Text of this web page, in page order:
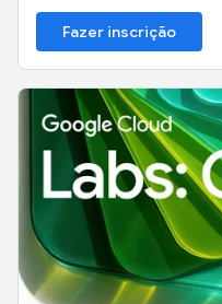
Fazer inscrição